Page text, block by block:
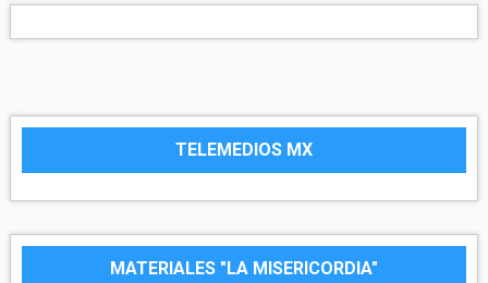
TELEMEDIOS MX
MATERIALES "LA MISERICORDIA"